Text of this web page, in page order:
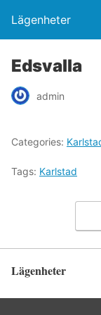
Lägenheter
Edsvalla
admin
Categories:
Tags: Karlstad
Lägenheter